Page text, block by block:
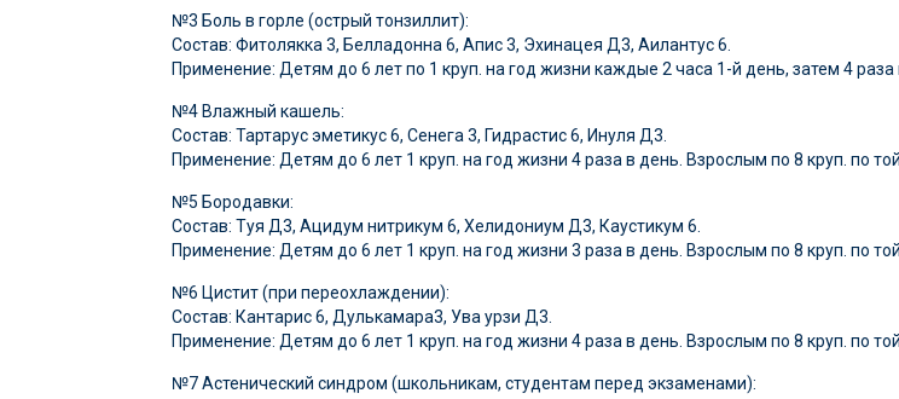
№3 Боль в горле (острый тонзиллит):
Состав: Фитолякка 3, Белладонна 6, Апис 3, Эхинацея Д3, Аилантус 6.
Применение: Детям до 6 лет по 1 круп. на год жизни каждые 2 часа 1-й день, затем 4
№4 Влажный кашель:
Состав: Тартарус эметикус 6, Сенега 3, Гидрастис 6, Инуля Д3.
Применение: Детям до 6 лет 1 круп. на год жизни 4 раза в день. Взрослым по 8 круп. по
№5 Бородавки:
Состав: Туя Д3, Ацидум нитрикум 6, Хелидониум Д3, Каустикум 6.
Применение: Детям до 6 лет 1 круп. на год жизни 3 раза в день. Взрослым по 8 круп. по
№6 Цистит (при переохлаждении):
Состав: Кантарис 6, Дулькамара3, Ува урзи Д3.
Применение: Детям до 6 лет 1 круп. на год жизни 4 раза в день. Взрослым по 8 круп. по
№7 Астенический синдром (школьникам, студентам перед экзаменами):